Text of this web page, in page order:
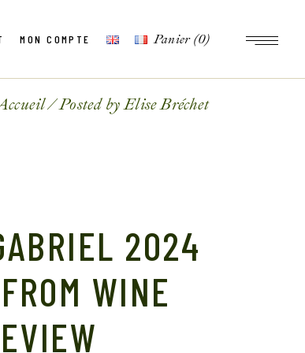
MON COMPTE Panier (0)
Posted by Elise Bréchet
2024
WINE